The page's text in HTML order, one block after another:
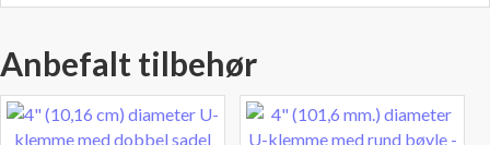
-
antall
Anbefalt tilbehør